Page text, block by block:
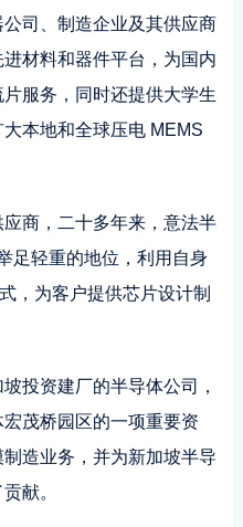
司、制造企业及其供应商
材料和器件平台，为国内
服务，同时还提供大学生
本地和全球压电 MEMS
商，二十多年来，意法半
足轻重的地位，利用自身
，为客户提供芯片设计制
投资建厂的半导体公司，
茂桥园区的一项重要资
造业务，并为新加坡半导
献。